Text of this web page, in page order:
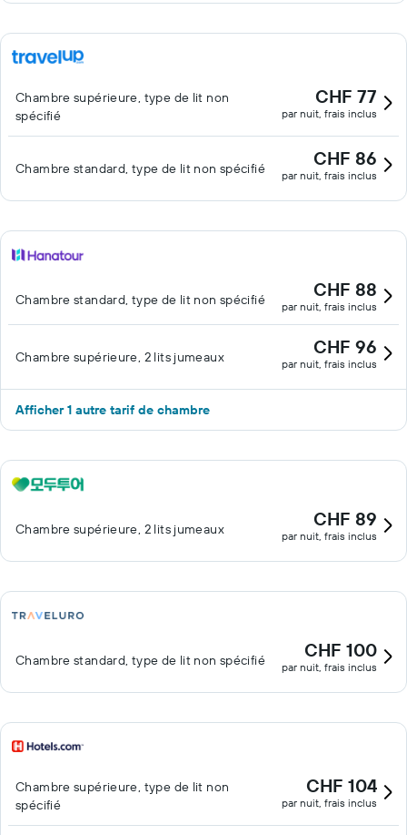
Chambre supérieure, type de lit non
spécifié
CHF 77
par nuit, frais inclus
Chambre standard, type de lit non spécifié CHF 86
par nuit, frais inclus
Chambre standard, type de lit non spécifié CHF 88
par nuit, frais inclus
Chambre supérieure, 2 lits jumeaux CHF 96
par nuit, frais inclus
Afficher 1 autre tarif de chambre
Chambre supérieure, 2 lits jumeaux CHF 89
par nuit, frais inclus
Chambre standard, type de lit non spécifié CHF 100
par nuit, frais inclus
Chambre supérieure, type de lit non
spécifié
CHF 104
par nuit, frais inclus